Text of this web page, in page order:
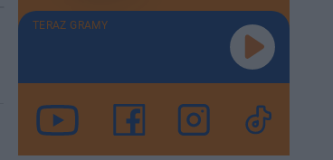
TERAZ GRAMY